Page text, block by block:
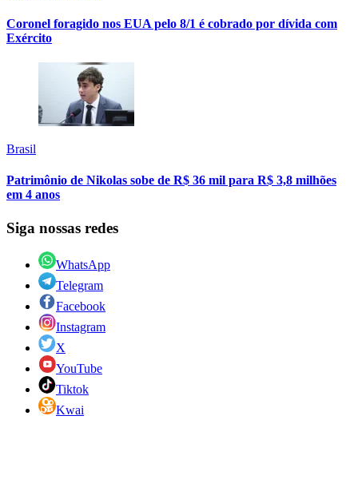
Coronel foragido nos EUA pelo 8/1 é cobrado por dívida com
Exército
Brasil
Patrimônio de Nikolas sobe de R$ 36 mil para R$ 3,8 milhões
em 4 anos
Siga nossas redes
WhatsApp
Telegram
Facebook
Instagram
X
YouTube
Tiktok
Kwai